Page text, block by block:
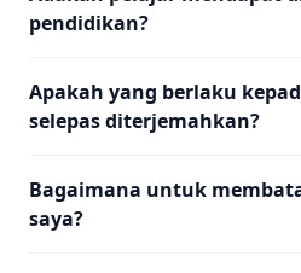
pendidikan?
Apakah yang berlaku
selepas diterjemahkan?
Bagaimana untuk
saya?